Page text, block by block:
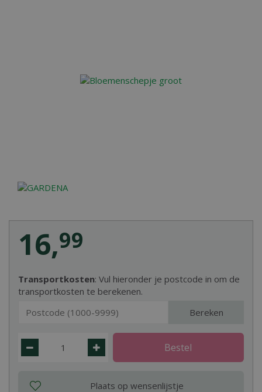
Transportkosten: Vul hieronder je postcode in om de
transportkosten te berekenen.
Bereken
16,99